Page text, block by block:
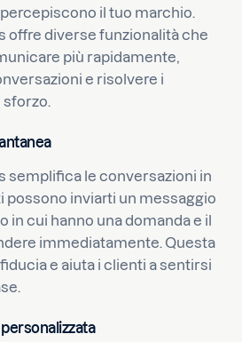
il tuo marchio.
offre diverse funzionalità che
più rapidamente,
e risolvere i
semplifica le conversazioni in
possono inviarti un messaggio
in cui hanno una domanda e il
immediatamente. Questa
e aiuta i clienti a sentirsi